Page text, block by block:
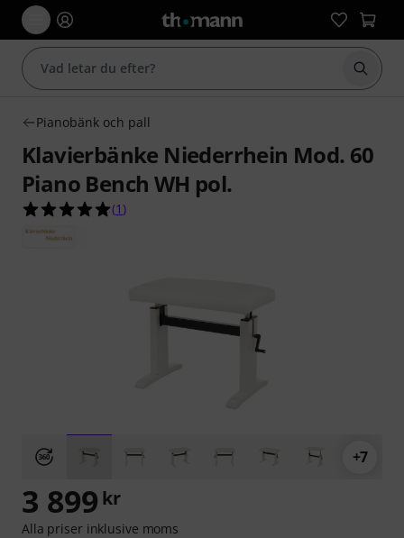
Börja
Pianobänk och pall
Klavierbänke Niederrhein Mod. 60
Piano Bench WH pol.
5.0 av 5 stjärnor från 1 kundbetyg
(1 )
+7
3 899 kr
Alla priser inklusive moms